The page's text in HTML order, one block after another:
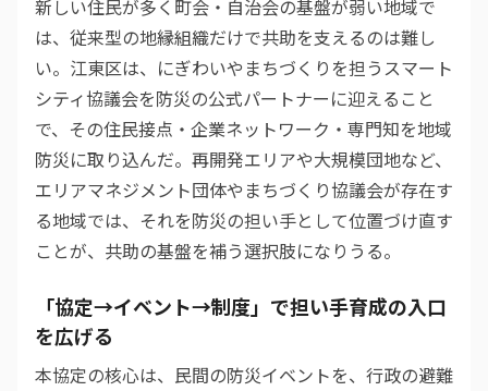
新しい住民が多く町会・自治会の基盤が弱い地域で
は、従来型の地縁組織だけで共助を支えるのは難し
い。江東区は、にぎわいやまちづくりを担うスマート
シティ協議会を防災の公式パートナーに迎えること
で、その住民接点・企業ネットワーク・専門知を地域
防災に取り込んだ。再開発エリアや大規模団地など、
エリアマネジメント団体やまちづくり協議会が存在す
る地域では、それを防災の担い手として位置づけ直す
ことが、共助の基盤を補う選択肢になりうる。
「協定→イベント→制度」で担い手育成の入口
を広げる
本協定の核心は、民間の防災イベントを、行政の避難